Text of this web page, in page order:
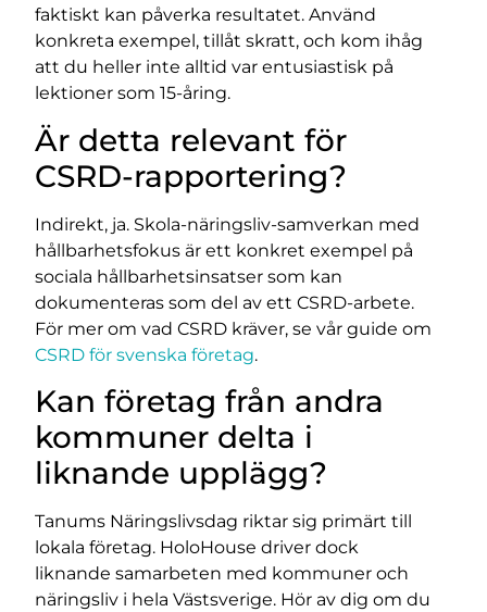
faktiskt kan påverka resultatet. Använd
konkreta exempel, tillåt skratt, och kom ihåg
att du heller inte alltid var entusiastisk på
lektioner som 15-åring.
Är detta relevant för
CSRD-rapportering?
Indirekt, ja. Skola-näringsliv-samverkan med
hållbarhetsfokus är ett konkret exempel på
sociala hållbarhetsinsatser som kan
dokumenteras som del av ett CSRD-arbete.
För mer om vad CSRD kräver, se vår guide om
CSRD för svenska företag.
Kan företag från andra
kommuner delta i
liknande upplägg?
Tanums Näringslivsdag riktar sig primärt till
lokala företag. HoloHouse driver dock
liknande samarbeten med kommuner och
näringsliv i hela Västsverige. Hör av dig om du